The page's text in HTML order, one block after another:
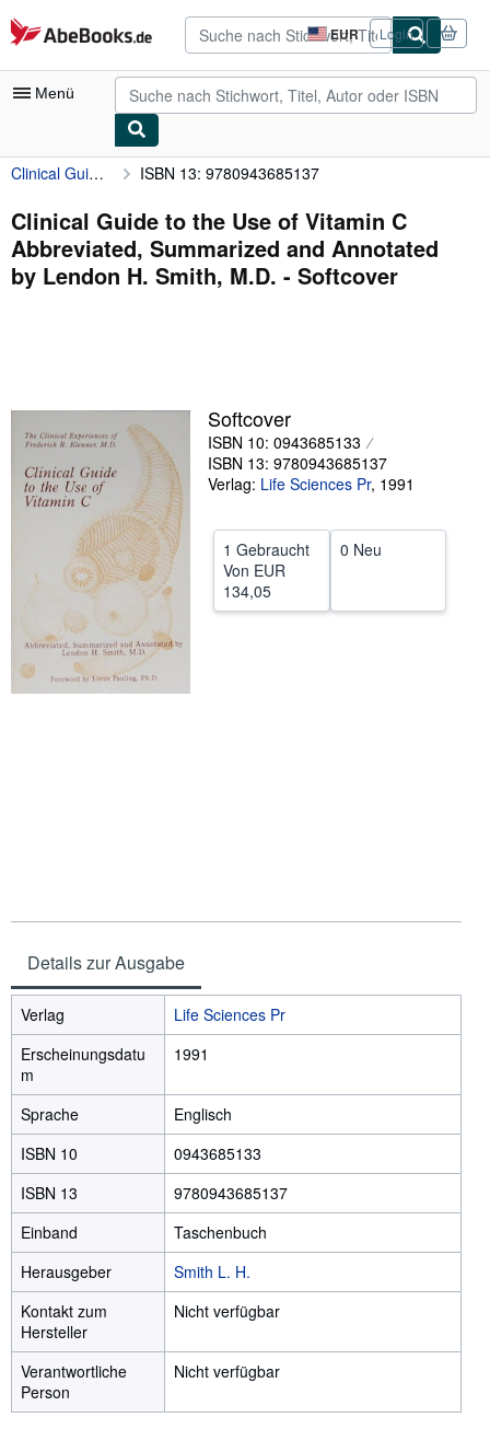
Zum Hauptinhalt
AbeBooks.de EUR
Seite
der
Einkaufseinstellungen.
Login
Menü
Nutzerkonto
Meine Bestellungen
Detailsuche
Sammlungen
Verkäufer
Verkäufer werden
Hilfe
Clinical Guide to the Use of Vitamin C Abbreviated, Summarized and Annotated by Lendon H. Smith, M.D. ISBN 13: 9780943685137
Clinical Guide to the Use of Vitamin C
Abbreviated, Summarized and Annotated
by Lendon H. Smith, M.D. - Softcover
Softcover
ISBN 10: 0943685133
ISBN 13: 9780943685137
Verlag: Life Sciences Pr, 1991
1 Gebraucht
Von EUR
134,05
0 Neu
Details zur Ausgabe
Verlag
Life Sciences Pr
Erscheinungsdatu
m
1991
Sprache
Englisch
ISBN 10
0943685133
ISBN 13
9780943685137
Einband
Taschenbuch
Herausgeber
Smith L. H.
Kontakt zum
Hersteller
Nicht verfügbar
Verantwortliche
Person
Nicht verfügbar